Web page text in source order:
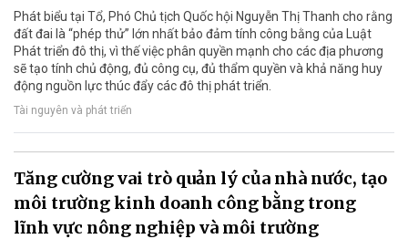
Phát biểu tại Tổ, Phó Chủ tịch Quốc hội Nguyễn Thị Thanh cho rằng
đất đai là “phép thử” lớn nhất bảo đảm tính công bằng của Luật
Phát triển đô thị, vì thế việc phân quyền mạnh cho các địa phương
sẽ tạo tính chủ động, đủ công cụ, đủ thẩm quyền và khả năng huy
động nguồn lực thúc đẩy các đô thị phát triển.
Tài nguyên và phát triển
Tăng cường vai trò quản lý của nhà nước, tạo
môi trường kinh doanh công bằng trong
lĩnh vực nông nghiệp và môi trường